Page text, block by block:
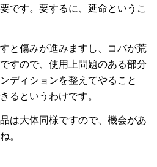
です。要するに、延命というこ
と傷みが進みますし、コバが荒
すので、使用上問題のある部分
ディションを整えてやること
るというわけです。
は大体同様ですので、機会があ
。